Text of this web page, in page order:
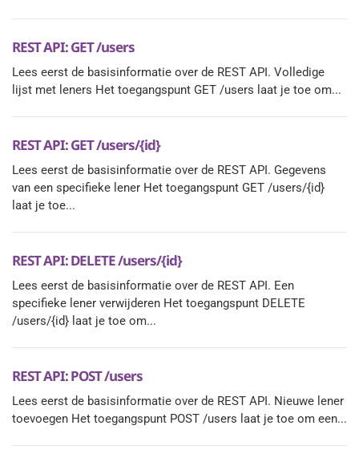
REST API: GET /users
Lees eerst de basisinformatie over de REST API. Volledige
lijst met leners Het toegangspunt GET /users laat je toe om...
REST API: GET /users/{id}
Lees eerst de basisinformatie over de REST API. Gegevens
van een specifieke lener Het toegangspunt GET /users/{id}
laat je toe...
REST API: DELETE /users/{id}
Lees eerst de basisinformatie over de REST API. Een
specifieke lener verwijderen Het toegangspunt DELETE
/users/{id} laat je toe om...
REST API: POST /users
Lees eerst de basisinformatie over de REST API. Nieuwe lener
toevoegen Het toegangspunt POST /users laat je toe om een...